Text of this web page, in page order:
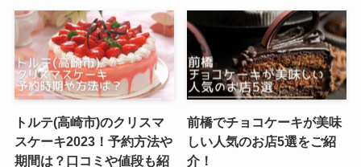
トルテ(高崎市)のクリスマ
スケーキ2023！予約方法や
期間は？口コミや値段も紹
前橋でチョコケーキが美味
しい人気のお店5選をご紹
介！